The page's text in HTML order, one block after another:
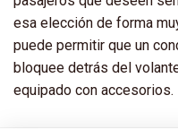
esa elección de forma
puede permitir que un
bloquee detrás del
equipado con accesorios.